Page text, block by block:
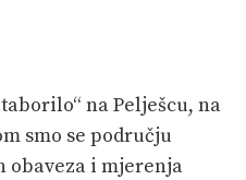
na Pelješcu, na
smo se području
i mjerenja